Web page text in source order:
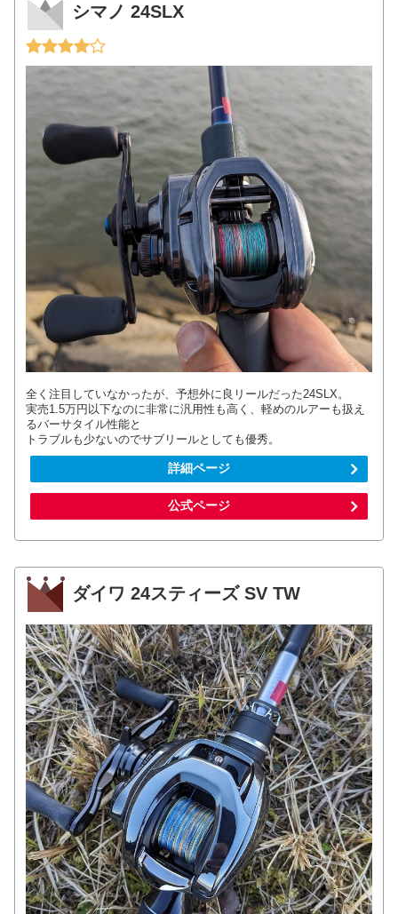
シマノ 24SLX
全く注目していなかったが、予想外に良リールだった24SLX。
実売1.5万円以下なのに非常に汎用性も高く、軽めのルアーも扱え
るバーサタイル性能と
トラブルも少ないのでサブリールとしても優秀。
詳細ページ
公式ページ
ダイワ 24スティーズ SV TW